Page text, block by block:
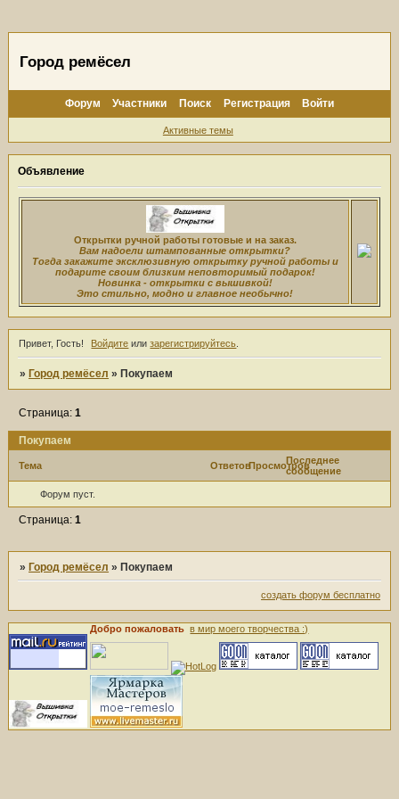
Город ремёсел
Форум Участники Поиск Регистрация Войти
Активные темы
Объявление
Открытки ручной работы готовые и на заказ.
Вам надоели штампованные открытки?
Тогда закажите эксклюзивную открытку ручной работы и
подарите своим близким неповторимый подарок!
Новинка - открытки с вышивкой!
Это стильно, модно и главное необычно!
Привет, Гость! Войдите илизарегистрируйтесь
»Город ремёсел »Покупаем
Покупаем
Страница:1
Тема ОтветовПросмотровПоследнее
сообщение
Форум пуст.
Страница:1
»Город ремёсел »Покупаем
создать форум бесплатно
Добро пожаловатьв мир моего творчества :)